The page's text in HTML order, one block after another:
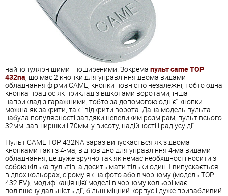
найпопулярнішими і поширеними. Зокрема пульт came TOP
432na, що має 2 кнопки для управління двома видами
обладнання фірми CAME, кнопки повністю незалежні, тобто одна
кнопка працює як приклад з відкотами воротами, інша
наприклад з гаражними, тобто за допомогою однієї кнопки
можна як закрити, так і відкрити ворота. Дана модель пульта
набула популярності завдяки невеликим розмірам, пульт всього
32мм. завширшки і 70мм. у висоту, надійності і радіусу дії.
Пульт CAME TOP 432NA зараз випускається як з двома
кнопками так і з 4-ма, відповідно для управління 4-ма видами
обладнання, це дуже зручно так як немає необхідності носити з
собою кілька пультів, а досить мати тільки один. І випускається
в двох кольорах, сірому як на фото або в чорному (модель TOP
432 EV), модифікація цієї моделі в чорному кольорі має
поліпшену дальність дії, більш міцний корпус і дуже привабливий